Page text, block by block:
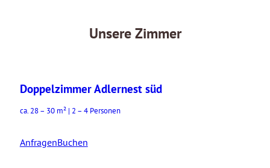
Unsere Zimmer
Doppelzimmer Adlernest süd
ca. 28 – 30 m² | 2 – 4 Personen
AnfragenBuchen